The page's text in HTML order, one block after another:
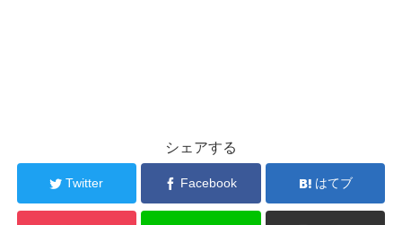
シェアする
Twitter Facebook はてブ